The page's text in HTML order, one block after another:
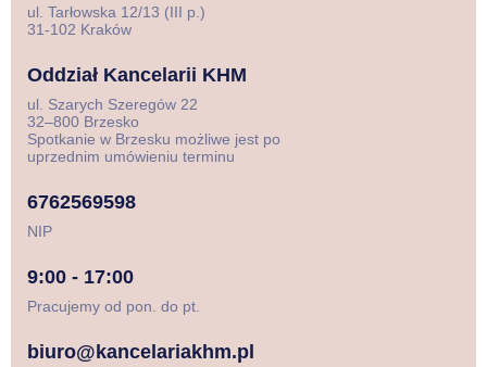
ul. Tarłowska 12/13 (III p.)
31-102 Kraków
Oddział Kancelarii KHM
ul. Szarych Szeregów 22
32–800 Brzesko
Spotkanie w Brzesku możliwe jest po
uprzednim umówieniu terminu
6762569598
NIP
9:00 - 17:00
Pracujemy od pon. do pt.
biuro@kancelariakhm.pl